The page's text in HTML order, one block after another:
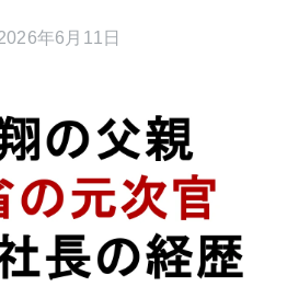
年6月11日